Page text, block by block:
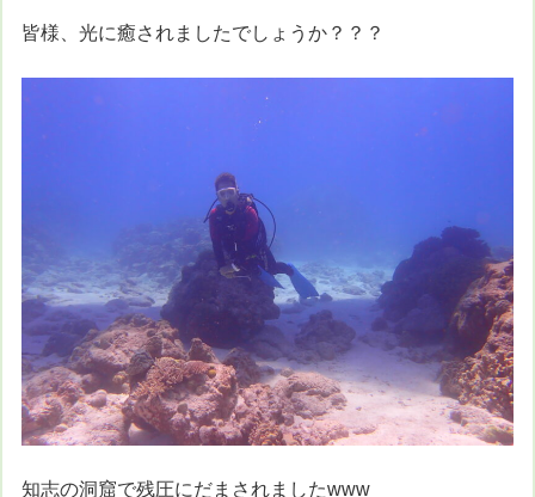
皆様、光に癒されましたでしょうか？？？
知志の洞窟で残圧にだまされましたwww